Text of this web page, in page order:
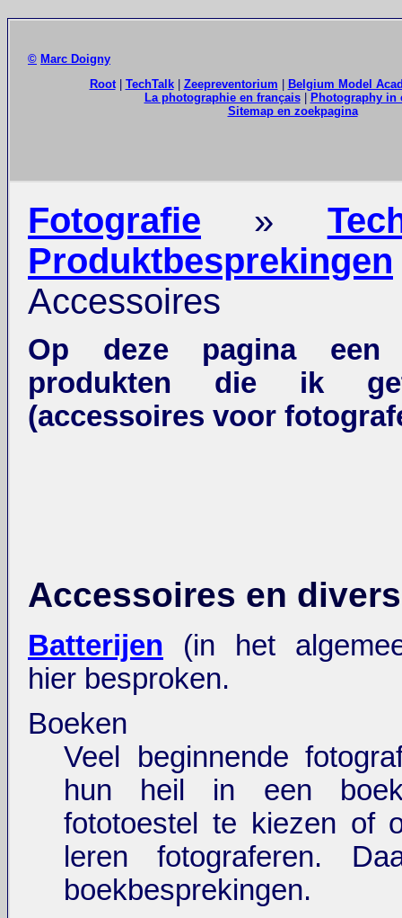
© Marc Doigny
Root| TechTalk| Zeepreventorium
Belgium Model
La photographie en français|
Photography in
Sitemap en zoekpagina
Fotografie »
Produktbesprekingen
Accessoires
Op deze pagina
produkten die ik
(accessoires voor
Accessoires en
Batterijen (in het
hier besproken.
Boeken
Veel beginnende
hun heil in een
fototoestel te kiezen of
leren fotograferen.
boekbesprekingen.